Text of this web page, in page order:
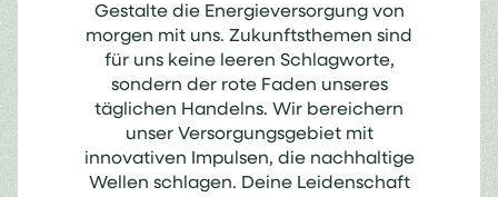
Gestalte die Energieversorgung von
morgen mit uns. Zukunftsthemen sind
für uns keine leeren Schlagworte,
sondern der rote Faden unseres
täglichen Handelns. Wir bereichern
unser Versorgungsgebiet mit
innovativen Impulsen, die nachhaltige
Wellen schlagen. Deine Leidenschaft